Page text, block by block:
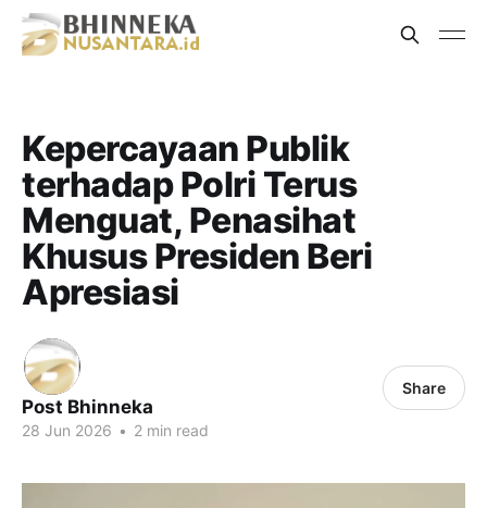
Kepercayaan Publik
terhadap Polri Terus
Menguat, Penasihat
Khusus Presiden Beri
Apresiasi
Post Bhinneka
28 Jun 2026 • 2 min read
Share